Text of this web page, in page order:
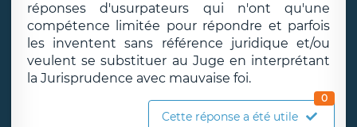
réponses d'usurpateurs qui n'ont qu'une
compétence limitée pour répondre et parfois
les inventent sans référence juridique et/ou
veulent se substituer au Juge en interprétant
la Jurisprudence avec mauvaise foi.
Cette réponse a été utile
0